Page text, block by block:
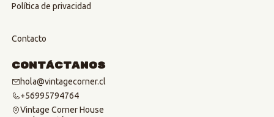
Política de privacidad
Contacto
Contáctanos
hola@vintagecorner.cl
+56995794764
Vintage Corner House